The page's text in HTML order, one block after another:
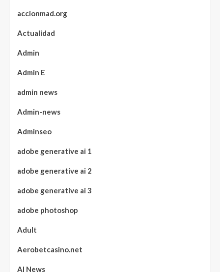
accionmad.org
Actualidad
Admin
Admin E
admin news
Admin-news
Adminseo
adobe generative ai 1
adobe generative ai 2
adobe generative ai 3
adobe photoshop
Adult
Aerobetcasino.net
AI News